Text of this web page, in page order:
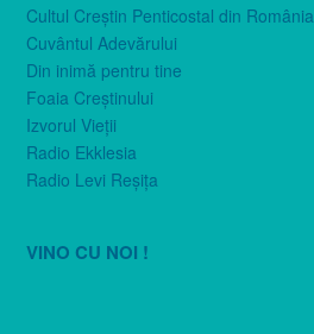
Cultul Creştin Penticostal din România
Cuvântul Adevărului
Din inimă pentru tine
Foaia Creştinului
Izvorul Vieţii
Radio Ekklesia
Radio Levi Reşiţa
VINO CU NOI !